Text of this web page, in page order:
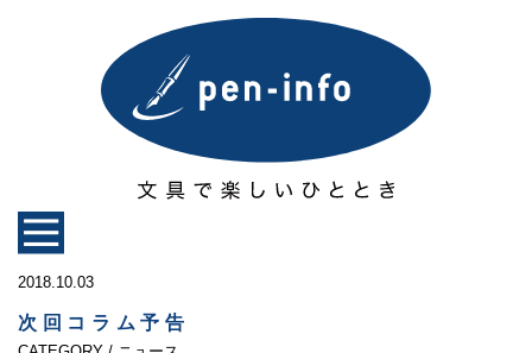
2018.10.03
次回コラム予告